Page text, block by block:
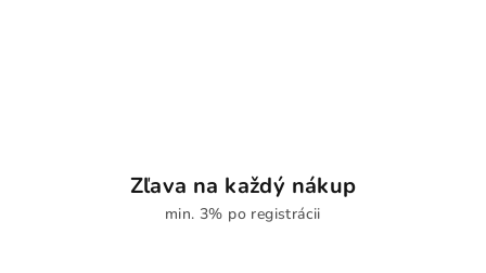
Zľava na každý nákup
min. 3% po registrácii